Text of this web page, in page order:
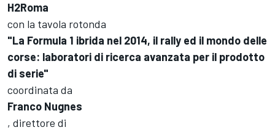
H2Roma
con la tavola rotonda
"La Formula 1 ibrida nel 2014, il rally ed il mondo delle
corse: laboratori di ricerca avanzata per il prodotto
di serie"
coordinata da
Franco Nugnes
, direttore di